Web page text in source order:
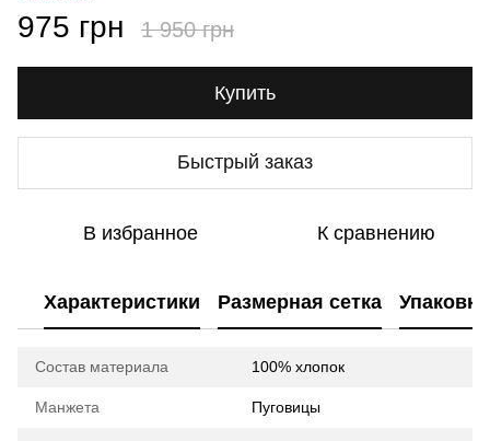
975 грн 1 950 грн
Купить
Быстрый заказ
В избранное К сравнению
Характеристики Размерная сетка Упаковка
Состав материала 100% хлопок
Манжета Пуговицы